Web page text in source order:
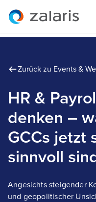
Zurück zu Events &
HR &
denken –
GCCs jetzt
sinnvoll
Angesichts steigender
und geopolitischer